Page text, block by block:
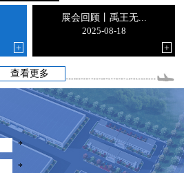
+
展会回顾丨禹王无...
2025-08-18
+
查看更多
*
*